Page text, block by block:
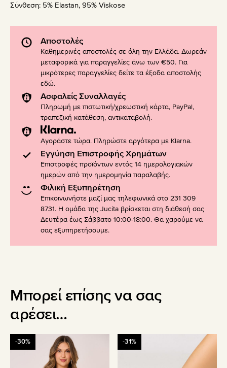
Σύνθεση: 5% Elastan, 95% Viskose
Αποστολές
Καθημερινές αποστολές σε όλη την Ελλάδα. Δωρεάν
μεταφορικά για παραγγελίες άνω των €50. Για
μικρότερες παραγγελίες δείτε τα έξοδα αποστολής
εδώ.
Ασφαλείς Συναλλαγές
Πληρωμή με πιστωτική/χρεωστική κάρτα, PayPal,
τραπεζική κατάθεση, αντικαταβολή.
Αγοράστε τώρα. Πληρώστε αργότερα με Klarna.
Εγγύηση Επιστροφής Χρημάτων
Επιστροφές προϊόντων εντός 14 ημερολογιακών
ημερών από την ημερομηνία παραλαβής.
Φιλική Εξυπηρέτηση
Επικοινωνήστε μαζί μας τηλεφωνικά στο 231 309
8731. Η ομάδα της Jucita βρίσκεται στη διάθεσή σας
Δευτέρα έως Σάββατο 10:00-18:00. Θα χαρούμε να
σας εξυπηρετήσουμε.
Μπορεί επίσης να σας
αρέσει…
-30%
Αυτό
το
-31%
Αυτό
το